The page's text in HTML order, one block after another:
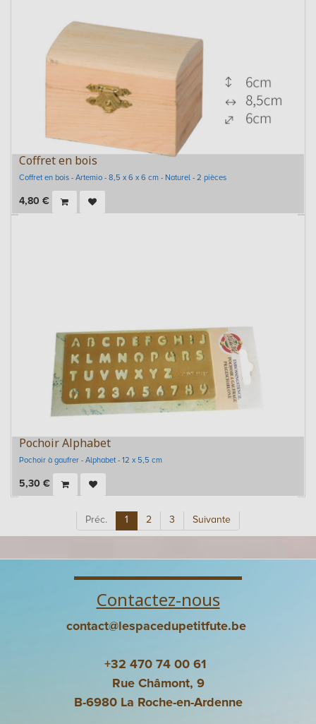
Coffret en bois
Coffret en bois - Artemio - 8,5 x 6 x 6 cm - Naturel - 2 pièces
4,80 €
Pochoir Alphabet
Pochoir à gaufrer - Alphabet - 12 x 5,5 cm
5,30 €
Préc. 1 2 3 Suivante
Contactez-nous
contact@lespacedupetitfute.be
+32 470 74 00 61
Rue Châmont, 9
B-6980 La Roche-en-Ardenne